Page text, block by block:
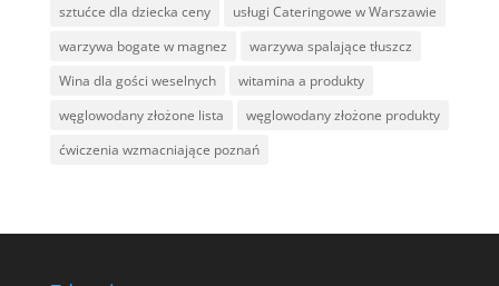
sztućce dla dziecka ceny
usługi Cateringowe w Warszawie
warzywa bogate w magnez
warzywa spalające tłuszcz
Wina dla gości weselnych
witamina a produkty
węglowodany złożone lista
węglowodany złożone produkty
ćwiczenia wzmacniające poznań